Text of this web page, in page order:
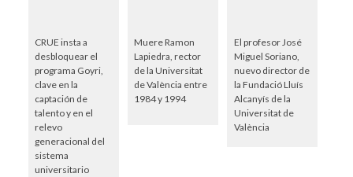
CRUE insta a
desbloquear el
programa Goyri,
clave en la
captación de
talento y en el
relevo
generacional del
sistema
universitario
Muere Ramon
Lapiedra, rector
de la Universitat
de València entre
1984 y 1994
El profesor José
Miguel Soriano,
nuevo director de
la Fundació Lluís
Alcanyís de la
Universitat de
València